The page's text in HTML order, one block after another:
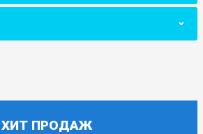
ХИТ ПРОДАЖ